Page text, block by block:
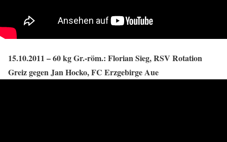
15.10.2011 – 60 kg Gr.-röm.: Florian Sieg, RSV Rotation
Greiz gegen Jan Hocko, FC Erzgebirge Aue